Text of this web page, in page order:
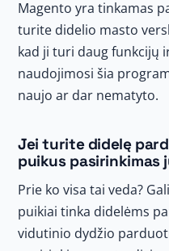
Magento yra tinkamas
turite didelio masto
kad ji turi daug funkcijų
naudojimosi šia
naujo ar dar nematyto.
Jei turite didelę
puikus pasirinkimas
Prie ko visa tai veda?
puikiai tinka didelėms
vidutinio dydžio